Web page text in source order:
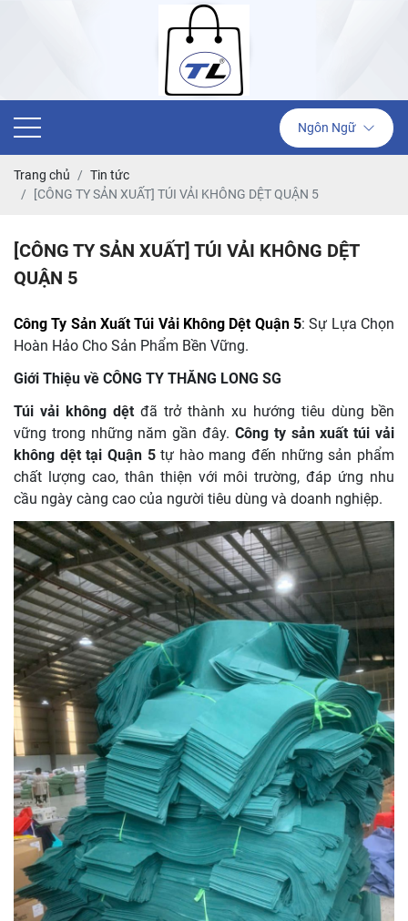
Ngôn Ngữ
Trang chủ
Tin tức
[CÔNG TY SẢN XUẤT] TÚI VẢI KHÔNG DỆT QUẬN 5
[CÔNG TY SẢN XUẤT] TÚI VẢI KHÔNG DỆT
QUẬN 5
Công Ty Sản Xuất Túi Vải Không Dệt Quận 5: Sự Lựa Chọn
Hoàn Hảo Cho Sản Phẩm Bền Vững.
Giới Thiệu về CÔNG TY THĂNG LONG SG
Túi vải không dệt đã trở thành xu hướng tiêu dùng bền
vững trong những năm gần đây. Công ty sản xuất túi vải
không dệt tại Quận 5tự hào mang đến những sản phẩm
chất lượng cao, thân thiện với môi trường, đáp ứng nhu
cầu ngày càng cao của người tiêu dùng và doanh nghiệp.